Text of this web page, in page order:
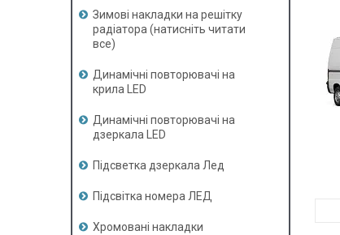
Зимові накладки на решітку
радіатора (натисніть читати
все)
Динамічні повторювачі на
крила LED
Динамічні повторювачі на
дзеркала LED
Підсветка дзеркала Лед
Підсвітка номера ЛЕД
Хромовані накладки